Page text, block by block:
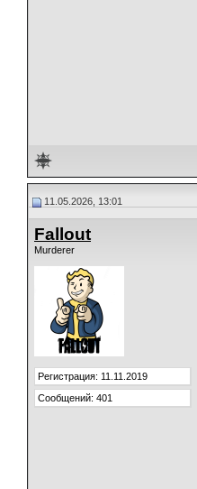
11.05.2026, 13:01
Fallout
Murderer
Регистрация: 11.11.2019
Сообщений: 401